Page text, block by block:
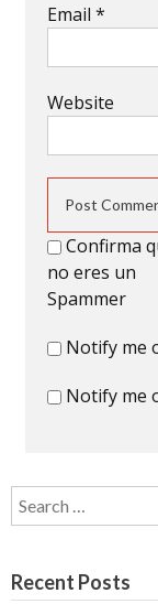
Email *
Website
Confirma
no eres un
Spammer
Notify me
Notify me
Search for:
Recent Posts